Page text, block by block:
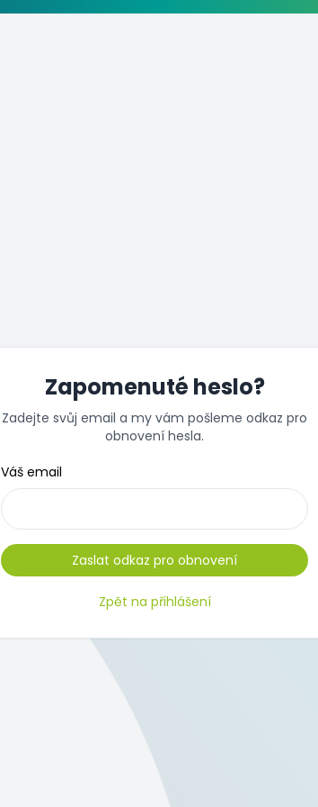
Zapomenuté heslo?
Zadejte svůj email a my vám pošleme odkaz pro
obnovení hesla.
Váš email
Zpět na přihlášení